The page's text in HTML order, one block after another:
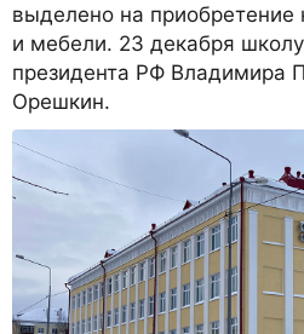
выделено на приобретение
и мебели. 23 декабря школу
президента РФ Владимира
Орешкин.